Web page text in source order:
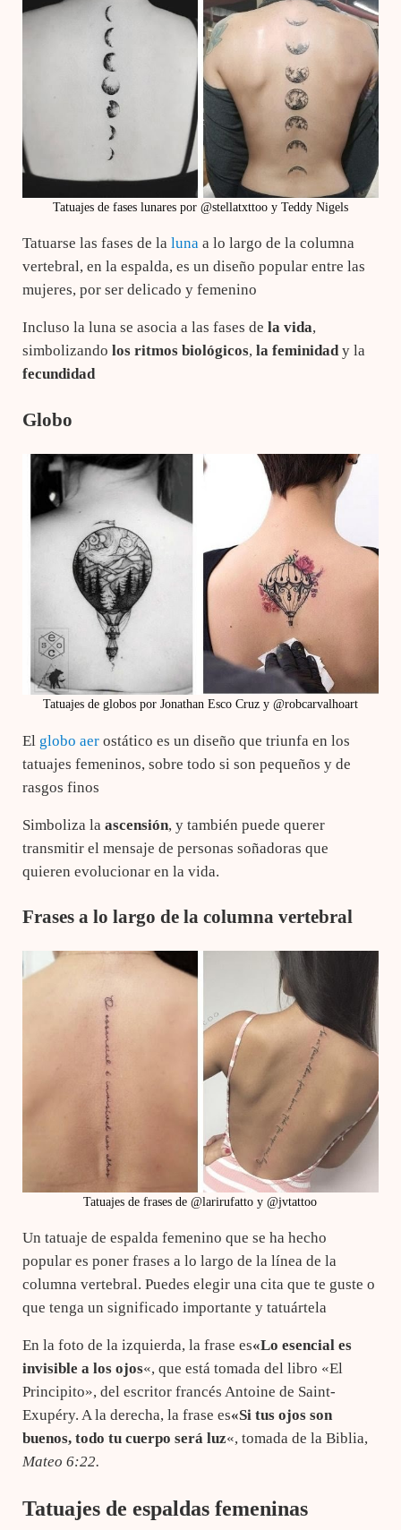
Tatuajes de fases lunares por @stellatxttoo y Teddy Nigels
Tatuarse las fases de la lunaa lo largo de la columna
vertebral, en la espalda, es un diseño popular entre las
mujeres, por ser delicado y femenino
Incluso la luna se asocia a las fases de la vida,
simbolizando los ritmos biológicos, la feminidady la
fecundidad
Globo
Tatuajes de globos por Jonathan Esco Cruz y @robcarvalhoart
El globo aerostático es un diseño que triunfa en los
tatuajes femeninos, sobre todo si son pequeños y de
rasgos finos
Simboliza la ascensión, y también puede querer
transmitir el mensaje de personas soñadoras que
quieren evolucionar en la vida.
Frases a lo largo de la columna vertebral
Tatuajes de frases de @larirufatto y @jvtattoo
Un tatuaje de espalda femenino que se ha hecho
popular es poner frases a lo largo de la línea de la
columna vertebral. Puedes elegir una cita que te guste o
que tenga un significado importante y tatuártela
En la foto de la izquierda, la frase es«Lo esencial es
invisible a los ojos«, que está tomada del libro «El
Principito», del escritor francés Antoine de Saint-
Exupéry. A la derecha, la frase es«Si tus ojos son
buenos, todo tu cuerpo será luz«, tomada de la Biblia,
Mateo 6:22.
Tatuajes de espaldas femeninas